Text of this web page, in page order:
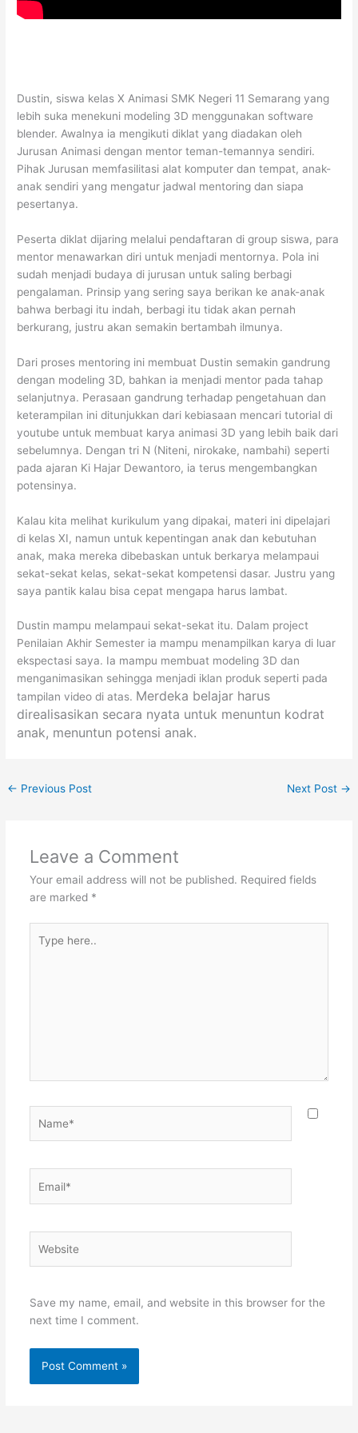
Dustin, siswa kelas X Animasi SMK Negeri 11 Semarang yang
lebih suka menekuni modeling 3D menggunakan software
blender. Awalnya ia mengikuti diklat yang diadakan oleh
Jurusan Animasi dengan mentor teman-temannya sendiri.
Pihak Jurusan memfasilitasi alat komputer dan tempat, anak-
anak sendiri yang mengatur jadwal mentoring dan siapa
pesertanya.
Peserta diklat dijaring melalui pendaftaran di group siswa, para
mentor menawarkan diri untuk menjadi mentornya. Pola ini
sudah menjadi budaya di jurusan untuk saling berbagi
pengalaman. Prinsip yang sering saya berikan ke anak-anak
bahwa berbagi itu indah, berbagi itu tidak akan pernah
berkurang, justru akan semakin bertambah ilmunya.
Dari proses mentoring ini membuat Dustin semakin gandrung
dengan modeling 3D, bahkan ia menjadi mentor pada tahap
selanjutnya. Perasaan gandrung terhadap pengetahuan dan
keterampilan ini ditunjukkan dari kebiasaan mencari tutorial di
youtube untuk membuat karya animasi 3D yang lebih baik dari
sebelumnya. Dengan tri N (Niteni, nirokake, nambahi) seperti
pada ajaran Ki Hajar Dewantoro, ia terus mengembangkan
potensinya.
Kalau kita melihat kurikulum yang dipakai, materi ini dipelajari
di kelas XI, namun untuk kepentingan anak dan kebutuhan
anak, maka mereka dibebaskan untuk berkarya melampaui
sekat-sekat kelas, sekat-sekat kompetensi dasar. Justru yang
saya pantik kalau bisa cepat mengapa harus lambat.
Dustin mampu melampaui sekat-sekat itu. Dalam project
Penilaian Akhir Semester ia mampu menampilkan karya di luar
ekspectasi saya. Ia mampu membuat modeling 3D dan
menganimasikan sehingga menjadi iklan produk seperti pada
tampilan video di atas. Merdeka belajar harus
direalisasikan secara nyata untuk menuntun kodrat
anak, menuntun potensi anak.
← Previous Post Next Post →
Leave a Comment
Your email address will not be published. Required fields
are marked *
here..
Save my name, email, and website in this browser for the
next time I comment.